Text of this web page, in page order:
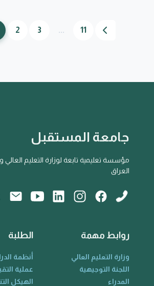
2 3 ... 11
جامعة المستقبل
مؤسسة تعليمية تابعة لوزارة التعليم
العراق
روابط مهمة
وزارة التعليم العالي
اللجنة التوجيهية
المدراء
الطلبة
أنظمة
عملية
الهيكل